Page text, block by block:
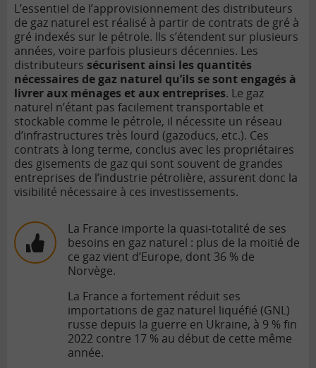
L’essentiel de l’approvisionnement des distributeurs
de gaz naturel est réalisé à partir de contrats de gré à
gré indexés sur le pétrole. Ils s’étendent sur plusieurs
années, voire parfois plusieurs décennies. Les
distributeurs sécurisent ainsi les quantités
nécessaires de gaz naturel qu’ils se sont engagés à
livrer aux ménages et aux entreprises. Le gaz
naturel n’étant pas facilement transportable et
stockable comme le pétrole, il nécessite un réseau
d’infrastructures très lourd (gazoducs, etc.). Ces
contrats à long terme, conclus avec les propriétaires
des gisements de gaz qui sont souvent de grandes
entreprises de l’industrie pétrolière, assurent donc la
visibilité nécessaire à ces investissements.
La France importe la quasi-totalité de ses
besoins en gaz naturel : plus de la moitié de
ce gaz vient d’Europe, dont 36 % de
Norvège.
La France a fortement réduit ses
importations de gaz naturel liquéfié (GNL)
russe depuis la guerre en Ukraine, à 9 % fin
2022 contre 17 % au début de cette même
année.